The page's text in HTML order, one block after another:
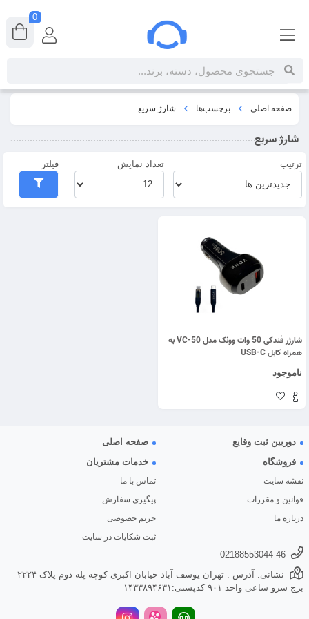
صفحه اصلی برچسب‌ها شارژ سریع
شارژ سریع
ترتیب تعداد نمایش فیلتر
شارژر فندکی 50 وات وونک مدل VC-50 به
همراه کابل USB-C
ناموجود
دوربین ثبت وقایع
صفحه اصلی
فروشگاه
نقشه سایت
قوانین و مقررات
درباره ما
خدمات مشتریان
تماس با ما
پیگیری سفارش
حریم خصوصی
ثبت شکایات در سایت
02188553044-46
نشانی: آدرس : تهران یوسف آباد خیابان اکبری کوچه پله دوم پلاک ۲۲۲۴
برج سرو ساعی واحد ۹۰۱ کدپستی:۱۴۳۳۸۹۴۶۳۱
0